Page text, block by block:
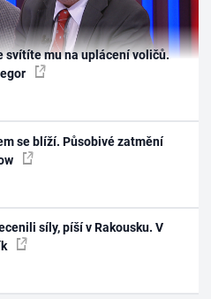
svítíte mu na uplácení voličů.
se blíží. Působivé zatmění
síly, píší v Rakousku. V